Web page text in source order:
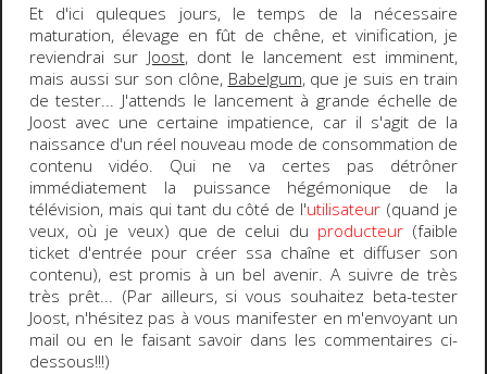
Et d'ici quleques jours, le temps de la nécessaire
maturation, élevage en fût de chêne, et vinification, je
reviendrai sur Joost, dont le lancement est imminent,
mais aussi sur son clône, Babelgum, que je suis en train
de tester... J'attends le lancement à grande échelle de
Joost avec une certaine impatience, car il s'agit de la
naissance d'un réel nouveau mode de consommation de
contenu vidéo. Qui ne va certes pas détrôner
immédiatement la puissance hégémonique de la
télévision, mais qui tant du côté de l'utilisateur (quand je
veux, où je veux) que de celui du producteur(faible
ticket d'entrée pour créer ssa chaîne et diffuser son
contenu), est promis à un bel avenir. A suivre de très
très prêt... (Par ailleurs, si vous souhaitez beta-tester
Joost, n'hésitez pas à vous manifester en m'envoyant un
mail ou en le faisant savoir dans les commentaires ci-
dessous!!!)